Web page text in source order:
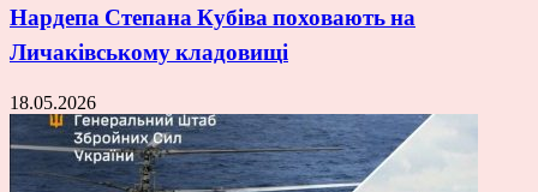
Нардепа Степана Кубіва поховають на
Личаківському кладовищі
18.05.2026